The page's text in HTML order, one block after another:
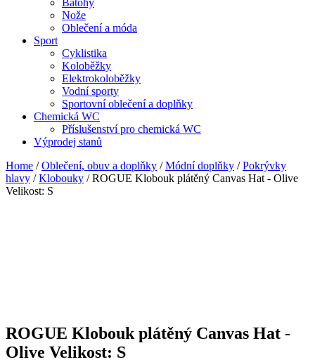
Nože
Oblečení a móda
Sport
Cyklistika
Koloběžky
Elektrokoloběžky
Vodní sporty
Sportovní oblečení a doplňky
Chemická WC
Příslušenství pro chemická WC
Výprodej stanů
Home /Oblečení, obuv a doplňky /Módní doplňky /Pokrývky
hlavy /Klobouky / ROGUE Klobouk plátěný Canvas Hat - Olive
Velikost: S
ROGUE Klobouk plátěný Canvas Hat -
Olive Velikost: S